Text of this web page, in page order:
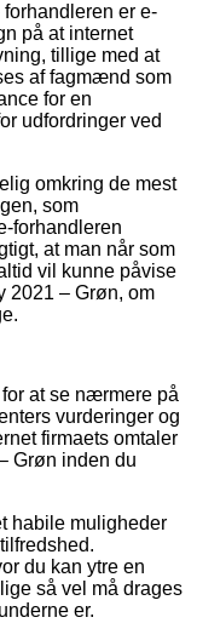
er e-
på at internet
tillige med at
af fagmænd som
for en
udfordringer ved
omkring de mest
som
forhandleren
at man når som
vil kunne påvise
2021 – Grøn, om
at se nærmere på
vurderinger og
firmaets omtaler
Grøn inden du
habile muligheder
du kan ytre en
så vel må drages
er.